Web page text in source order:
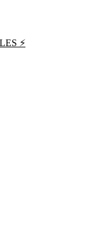
⚡